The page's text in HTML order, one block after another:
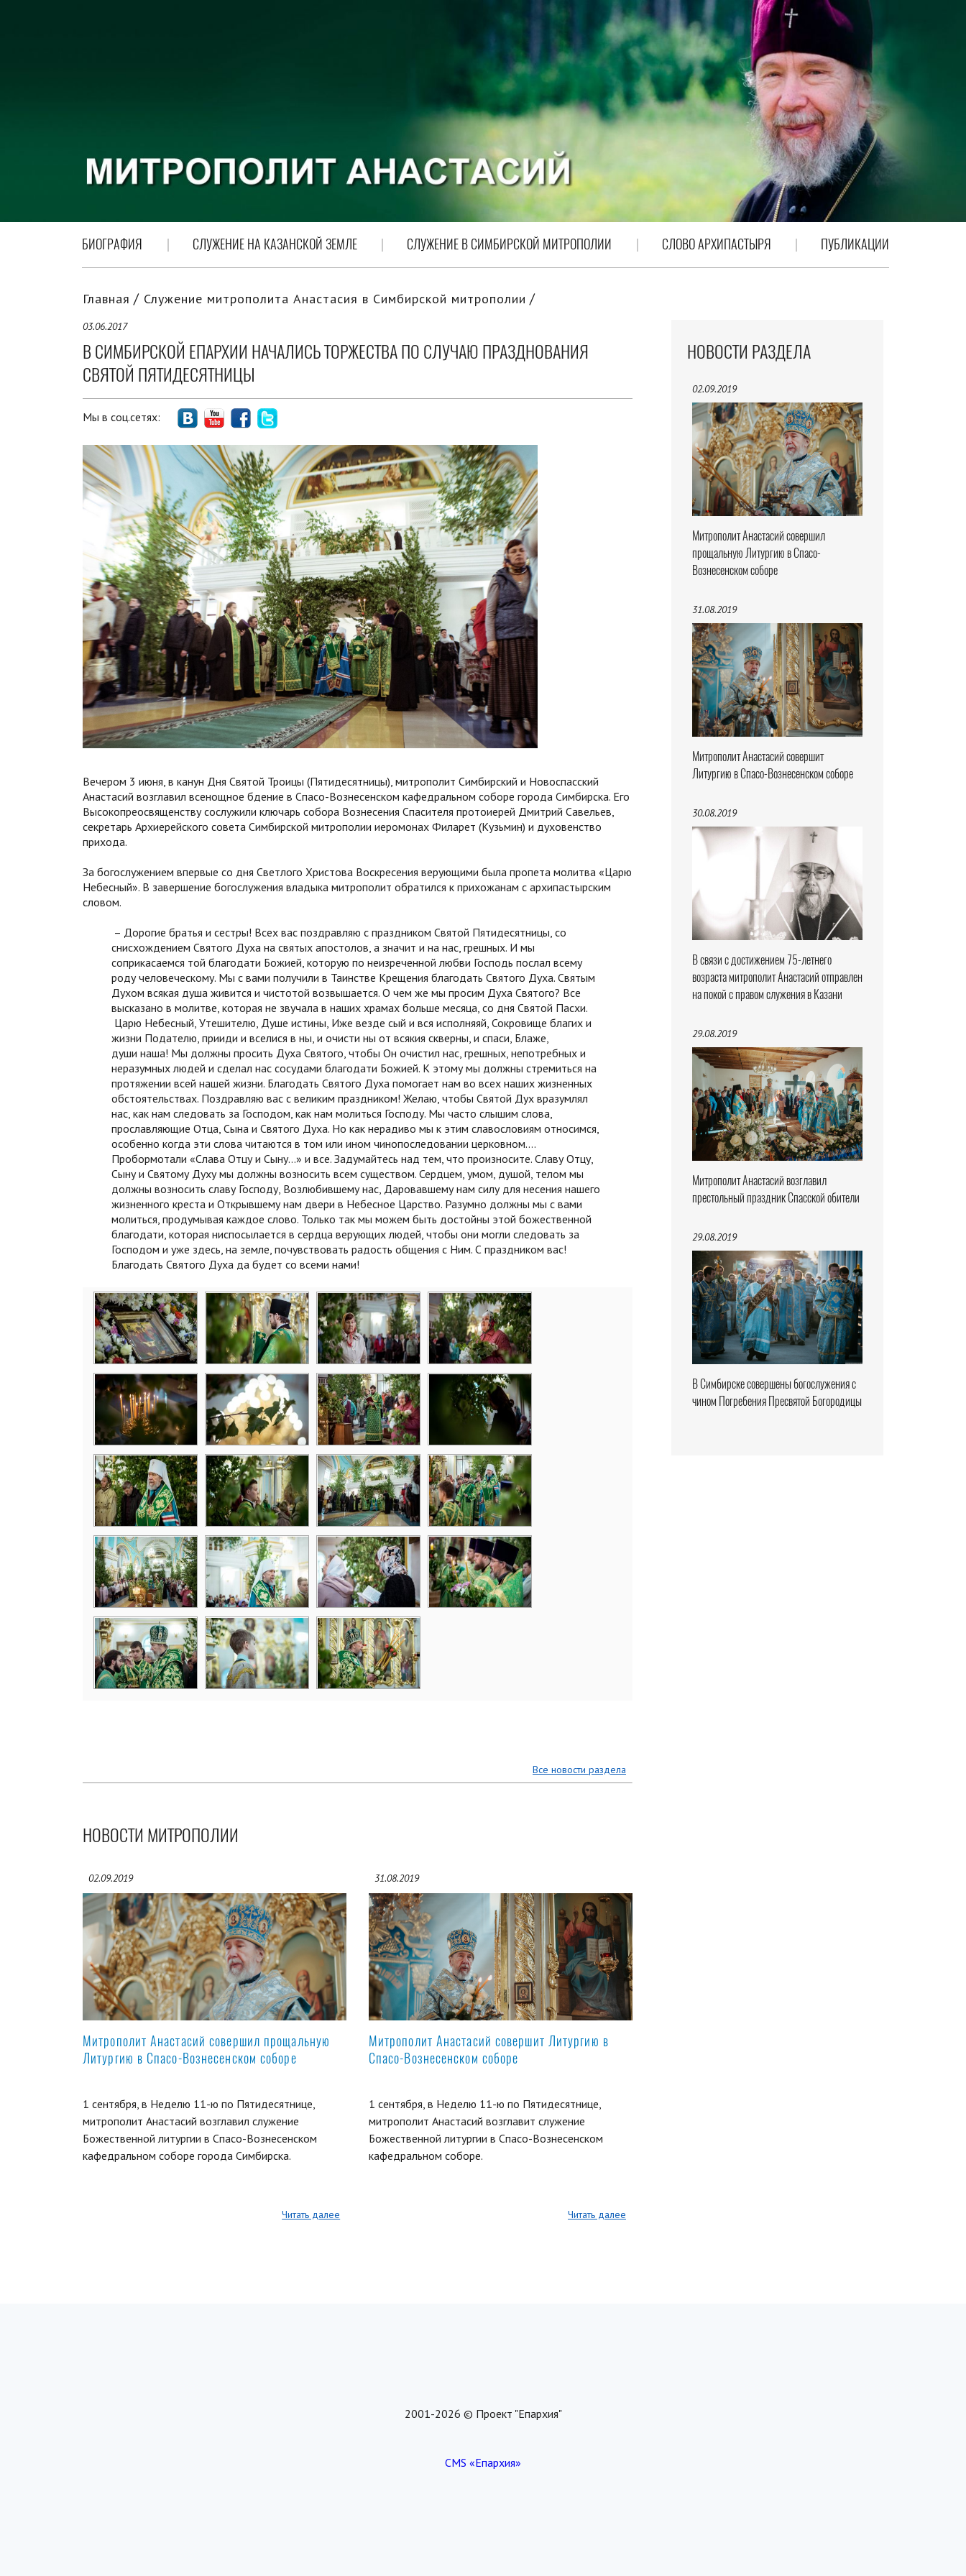
БИОГРАФИЯ СЛУЖЕНИЕ НА КАЗАНСКОЙ ЗЕМЛЕ СЛУЖЕНИЕ В СИМБИРСКОЙ МИТРОПОЛИИ СЛОВО АРХИПАСТЫРЯ ПУБЛИКАЦИИ
НОВОСТИ РАЗДЕЛА
02.09.2019
Митрополит Анастасий совершил
прощальную Литургию в Спасо-
Вознесенском соборе
31.08.2019
Митрополит Анастасий совершит
Литургию в Спасо-Вознесенском соборе
30.08.2019
В связи с достижением 75-летнего
возраста митрополит Анастасий отправлен
на покой с правом служения в Казани
29.08.2019
Митрополит Анастасий возглавил
престольный праздник Спасской обители
29.08.2019
В Симбирске совершены богослужения с
чином Погребения Пресвятой Богородицы
Главная Служение митрополита Анастасия в Симбирской митрополии
03.06.2017
В СИМБИРСКОЙ ЕПАРХИИ НАЧАЛИСЬ ТОРЖЕСТВА ПО СЛУЧАЮ ПРАЗДНОВАНИЯ
СВЯТОЙ ПЯТИДЕСЯТНИЦЫ
Мы в соц.сетях:
Вечером 3 июня, в канун Дня Святой Троицы (Пятидесятницы), митрополит Симбирский и Новоспасский
Анастасий возглавил всенощное бдение в Спасо-Вознесенском кафедральном соборе города Симбирска. Его
Высокопреосвященству сослужили ключарь собора Вознесения Спасителя протоиерей Дмитрий Савельев,
секретарь Архиерейского совета Симбирской митрополии иеромонах Филарет (Кузьмин) и духовенство
прихода.
За богослужением впервые со дня Светлого Христова Воскресения верующими была пропета молитва «Царю
Небесный». В завершение богослужения владыка митрополит обратился к прихожанам с архипастырским
словом.
– Дорогие братья и сестры! Всех вас поздравляю с праздником Святой Пятидесятницы, со
снисхождением Святого Духа на святых апостолов, а значит и на нас, грешных. И мы
соприкасаемся той благодати Божией, которую по неизреченной любви Господь послал всему
роду человеческому. Мы с вами получили в Таинстве Крещения благодать Святого Духа. Святым
Духом всякая душа живится и чистотой возвышается. О чем же мы просим Духа Святого? Все
высказано в молитве, которая не звучала в наших храмах больше месяца, со дня Святой Пасхи.
Царю Небесный, Утешителю, Душе истины, Иже везде сый и вся исполняяй, Сокровище благих и
жизни Подателю, прииди и вселися в ны, и очисти ны от всякия скверны, и спаси, Блаже,
души наша! Мы должны просить Духа Святого, чтобы Он очистил нас, грешных, непотребных и
неразумных людей и сделал нас сосудами благодати Божией. К этому мы должны стремиться на
протяжении всей нашей жизни. Благодать Святого Духа помогает нам во всех наших жизненных
обстоятельствах. Поздравляю вас с великим праздником! Желаю, чтобы Святой Дух вразумлял
нас, как нам следовать за Господом, как нам молиться Господу. Мы часто слышим слова,
прославляющие Отца, Сына и Святого Духа. Но как нерадиво мы к этим славословиям относимся,
особенно когда эти слова читаются в том или ином чинопоследовании церковном….
Пробормотали «Слава Отцу и Сыну…» и все. Задумайтесь над тем, что произносите. Славу Отцу,
Сыну и Святому Духу мы должны возносить всем существом. Сердцем, умом, душой, телом мы
должны возносить славу Господу, Возлюбившему нас, Даровавшему нам силу для несения нашего
жизненного креста и Открывшему нам двери в Небесное Царство. Разумно должны мы с вами
молиться, продумывая каждое слово. Только так мы можем быть достойны этой божественной
благодати, которая ниспосылается в сердца верующих людей, чтобы они могли следовать за
Господом и уже здесь, на земле, почувствовать радость общения с Ним. С праздником вас!
Благодать Святого Духа да будет со всеми нами!
Все новости раздела
НОВОСТИ МИТРОПОЛИИ
02.09.2019
Митрополит Анастасий совершил прощальную
Литургию в Спасо-Вознесенском соборе
1 сентября, в Неделю 11-ю по Пятидесятнице,
митрополит Анастасий возглавил служение
Божественной литургии в Спасо-Вознесенском
кафедральном соборе города Симбирска.
Читать далее
31.08.2019
Митрополит Анастасий совершит Литургию в
Спасо-Вознесенском соборе
1 сентября, в Неделю 11-ю по Пятидесятнице,
митрополит Анастасий возглавит служение
Божественной литургии в Спасо-Вознесенском
кафедральном соборе.
Читать далее
2001-2026 © Проект "Епархия"
CMS «Епархия»